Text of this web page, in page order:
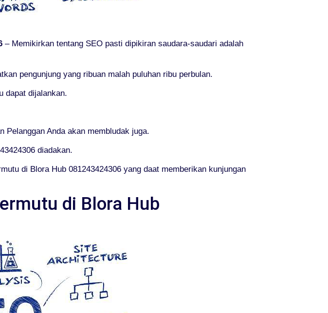
– Memikirkan tentang SEO pasti dipikiran saudara-saudari adalah
pengunjung yang ribuan malah puluhan ribu perbulan.
dapat dijalankan.
Pelanggan Anda akan membludak juga.
diadakan.
di Blora Hub 081243424306 yang daat memberikan kunjungan
di Blora Hub